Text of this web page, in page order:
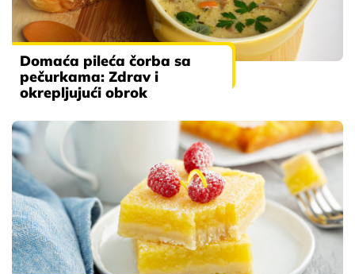
Domaća pileća čorba sa
pečurkama: Zdrav i
okrepljujući obrok